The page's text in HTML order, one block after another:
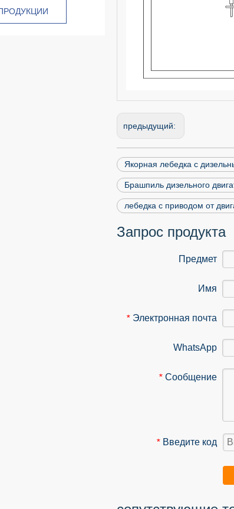
предыдущий:
Якорная лебедка с
Брашпиль дизельного
лебедка с приводом от
Запрос продукта
Предмет
Имя
* Электронная почта
WhatsApp
* Сообщение
* Введите код